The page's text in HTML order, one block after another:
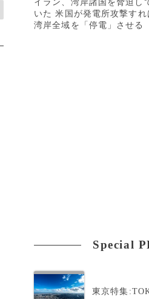
いた 米国が発電所攻撃すれ
湾岸全域を「停電」させる
Special
東京特集